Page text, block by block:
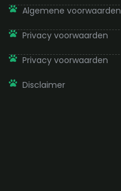
Algemene voorwaarden
Privacy voorwaarden
Privacy voorwaarden
Disclaimer